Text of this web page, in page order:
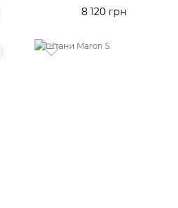
8 120 грн